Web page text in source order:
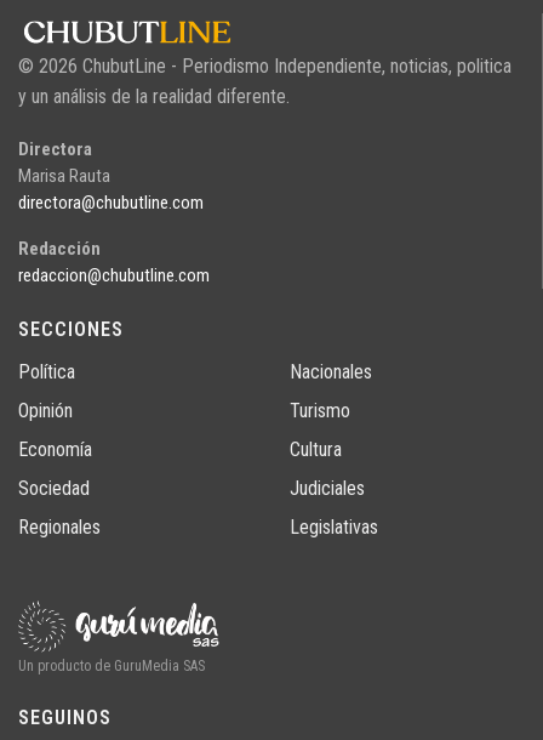
© 2026 ChubutLine - Periodismo Independiente, noticias, politica
y un análisis de la realidad diferente.
Directora
Marisa Rauta
directora@chubutline.com
Redacción
redaccion@chubutline.com
SECCIONES
Política
Opinión
Economía
Sociedad
Regionales
Nacionales
Turismo
Cultura
Judiciales
Legislativas
Un producto de GuruMedia SAS
SEGUINOS